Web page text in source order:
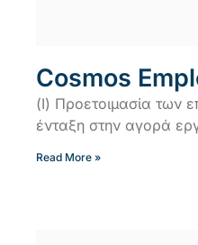
Cosmos
(Ι) Προετοιμασία των
ένταξη στην αγορά
Read More »